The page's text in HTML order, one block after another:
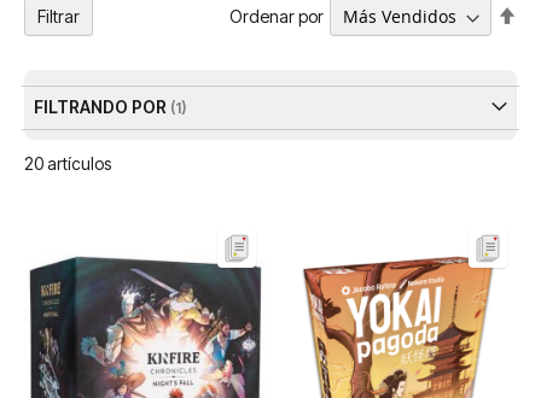
20artículos
Ordenar por
Filtrar
FILTRANDO POR